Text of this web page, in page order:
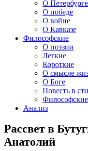
О Петербурге
О победе
О войне
О Кавказе
Философские
О поэзии
Легкие
Короткие
О смысле
О Боге
Повесть в
Философские
Анализ
Рассвет в
Анатолий